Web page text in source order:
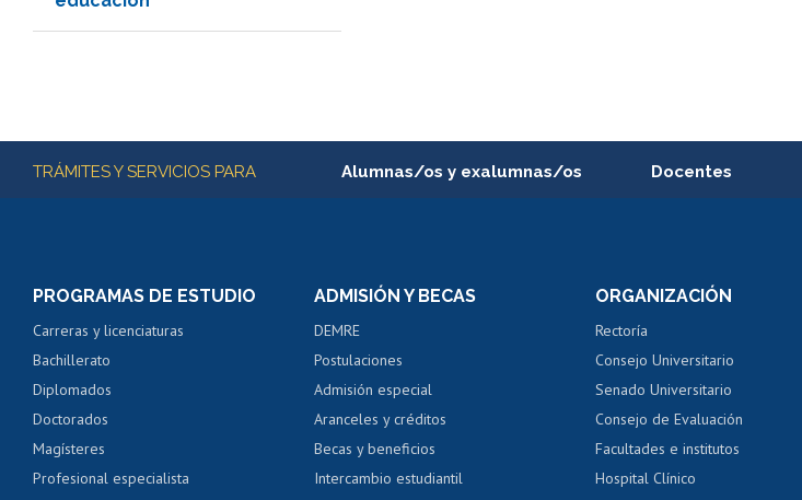
Más información
TRÁMITES Y SERVICIOS PARA Alumnas/os y exalumnas/os
Servicio médico y dental
Pago de arancel y crédito alumnos
Pago de arancel y crédito exalumnos
Certificado de títulos y grados
Docentes
Perfeccionamiento
Evaluación docente
Calificación académica
Postulación al AUCAI
Mi Uchile Ayuda tecnológica Tarjeta TUI
PROGRAMAS DE ESTUDIO
Carreras y licenciaturas
Bachillerato
Diplomados
Doctorados
Magísteres
Profesional especialista
ADMISIÓN Y BECAS
DEMRE
Postulaciones
Admisión especial
Aranceles y créditos
Becas y beneficios
Intercambio estudiantil
ORGANIZACIÓN
Rectoría
Consejo Universitario
Senado Universitario
Consejo de Evaluación
Facultades e institutos
Hospital Clínico